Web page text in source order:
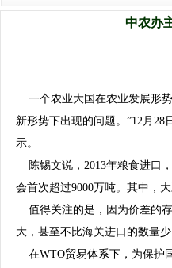
中农办
一个农业大国在农业发展形
新形势下出现的问题。”12月28
示。
陈锡文说，2013年粮食进口
会首次超过9000万吨。其中，
值得关注的是，因为价差的
大，甚至不比海关进口的数量
在WTO贸易体系下，为保护